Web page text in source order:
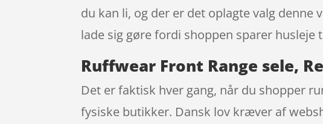
du kan li, og der er det oplagte valg denne
lade sig gøre fordi shoppen sparer husleje
Ruffwear Front Range sele,
Det er faktisk hver gang, når du shopper
fysiske butikker. Dansk lov kræver af